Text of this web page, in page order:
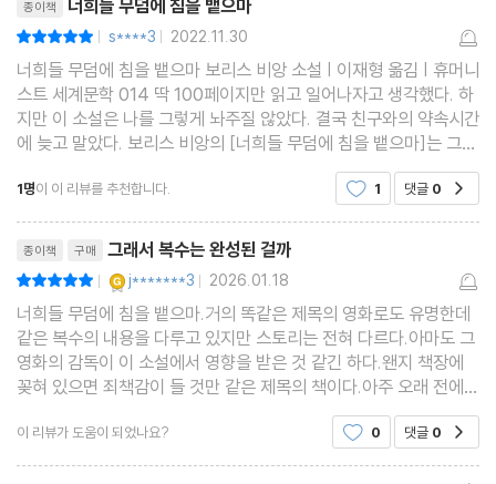
종이책 너희들 무덤에 침을 뱉으마
| s****3 | 2022.11.30
너희들 무덤에 침을 뱉으마 보리스 비앙 소설 | 이재형 옮김 | 휴머니
스트 세계문학 014 딱 100페이지만 읽고 일어나자고 생각했다. 하
지만 이 소설은 나를 그렇게 놔주질 않았다. 결국 친구와의 약속시간
에 늦고 말았다. 보리스 비앙의 [너희들 무덤에 침을 뱉으마]는 그가
다른 이름인 버넌 설리번으로 발표한 누아르 소설이다. 친구인 폴 베
르농과 재즈 피아니스트인 조
1명이 이 리뷰를 추천합니다. 1 댓글 0
종이책 구매 그래서 복수는 완성된 걸까
| j*******3 | 2026.01.18
너희들 무덤에 침을 뱉으마.거의 똑같은 제목의 영화로도 유명한데
같은 복수의 내용을 다루고 있지만 스토리는 전혀 다르다.아마도 그
영화의 감독이 이 소설에서 영향을 받은 것 같긴 하다.왠지 책장에
꽂혀 있으면 죄책감이 들 것만 같은 제목의 책이다.아주 오래 전에
휴머니스트 세계문학 시리즈가 아닌 다른 출판사에서 나온 버전으
로 읽었던 기억이 나는데 전혀 떠오르지 않아 재
이 리뷰가 도움이 되었나요? 0 댓글 0